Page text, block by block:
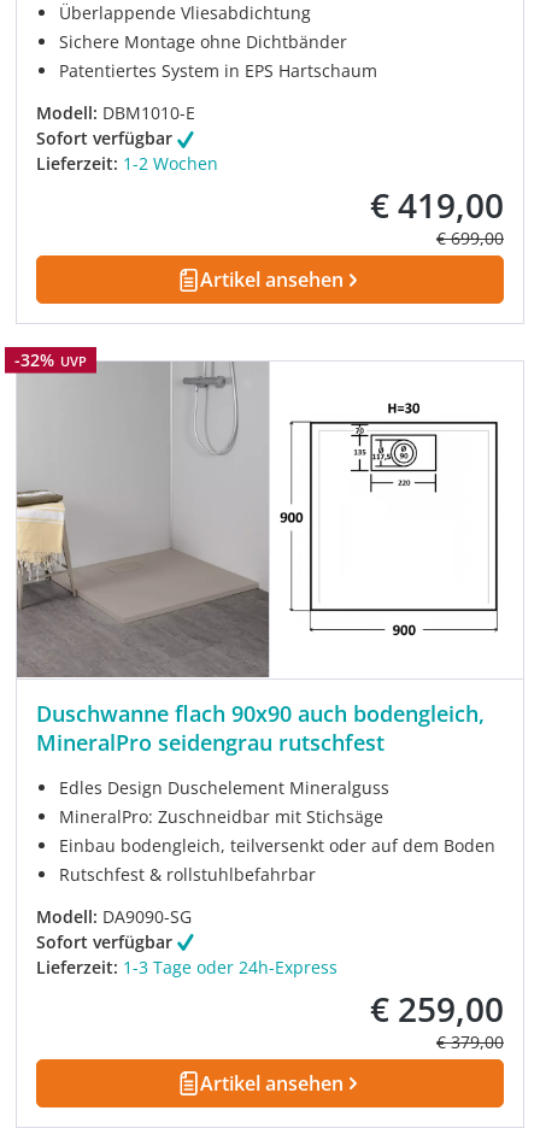
Überlappende Vliesabdichtung
Sichere Montage ohne Dichtbänder
Patentiertes System in EPS Hartschaum
Modell: DBM1010-E
Sofort verfügbar
Lieferzeit: 1-2 Wochen
Verkaufspreis:
€ 419,00
Regulärer
€ 699,00
Artikel ansehen
Rabatt
-32% UVP
Duschwanne flach 90x90 auch bodengleich,
MineralPro seidengrau rutschfest
Edles Design Duschelement Mineralguss
MineralPro: Zuschneidbar mit Stichsäge
Einbau bodengleich, teilversenkt oder auf dem Boden
Rutschfest & rollstuhlbefahrbar
Modell: DA9090-SG
Sofort verfügbar
Lieferzeit: 1-3 Tage oder 24h-Express
Verkaufspreis:
€ 259,00
Regulärer
€ 379,00
Artikel ansehen